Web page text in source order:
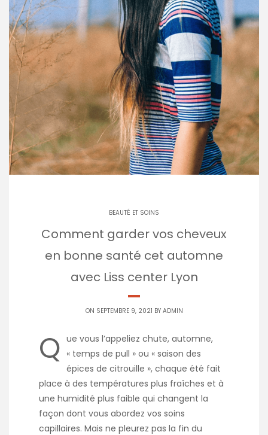
BEAUTÉ ET SOINS
Comment garder vos cheveux
en bonne santé cet automne
avec Liss center Lyon
ON SEPTEMBRE 9, 2021 BY ADMIN
Q ue vous l’appeliez chute, automne,
« temps de pull » ou « saison des
épices de citrouille », chaque été fait
place à des températures plus fraîches et à
une humidité plus faible qui changent la
façon dont vous abordez vos soins
capillaires. Mais ne pleurez pas la fin du